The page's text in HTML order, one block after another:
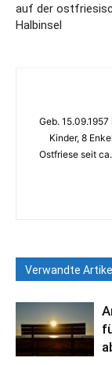
auf der
Halbinsel
Geb.
Kinder, 8
Ostfriese seit
Verwandte Artikel